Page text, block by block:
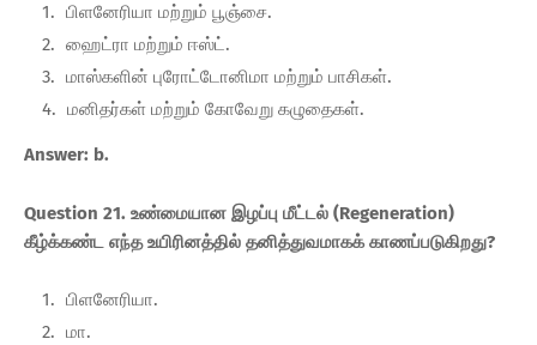
பிளனேரியா மற்றும் பூஞ்சை.
ஹைட்ரா மற்றும் ஈஸ்ட்.
மாஸ்களின் புரோட்டோனிமா மற்றும் பாசிகள்.
மனிதர்கள் மற்றும் கோவேறு கழுதைகள்.
Answer: b.
Question 21. உண்மையான இழப்பு மீட்டல் (Regeneration)
கீழ்க்கண்ட எந்த உயிரினத்தில் தனித்துவமாகக் காணப்படுகிறது?
பிளனேரியா.
மா.